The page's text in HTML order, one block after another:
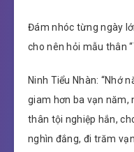
Đám nhóc từng ngày
cho nên hỏi mẫu thân
Ninh Tiểu Nhàn: “Nhớ
giam hơn ba vạn năm,
thân tội nghiệp hắn,
nghìn đắng, đi trăm